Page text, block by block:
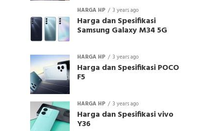
HARGA HP 3 years ago
Harga dan Spesifikasi
Samsung Galaxy M34 5G
HARGA HP 3 years ago
Harga dan Spesifikasi POCO
F5
HARGA HP 3 years ago
Harga dan Spesifikasi vivo
Y36